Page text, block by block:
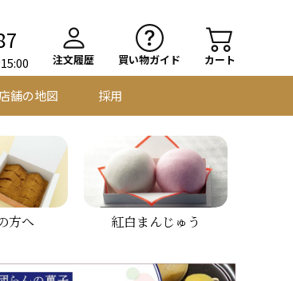
注文履歴 買い物ガイド カート
店舗の地図 採用
方へ 紅白まんじゅう